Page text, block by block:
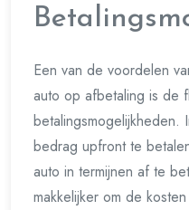
Een van de voordelen
auto op afbetaling is de
betalingsmogelijkheden.
bedrag upfront te
auto in termijnen af te
makkelijker om de